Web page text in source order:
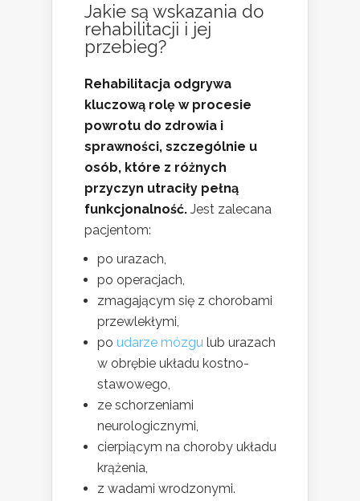
Jakie są wskazania do
rehabilitacji i jej
przebieg?
Rehabilitacja odgrywa
kluczową rolę w procesie
powrotu do zdrowia i
sprawności, szczególnie u
osób, które z różnych
przyczyn utraciły pełną
funkcjonalność. Jest zalecana
pacjentom:
po urazach,
po operacjach,
zmagającym się z chorobami
przewlekłymi,
po udarze mózgu lub urazach
w obrębie układu kostno-
stawowego,
ze schorzeniami
neurologicznymi,
cierpiącym na choroby układu
krążenia,
z wadami wrodzonymi.